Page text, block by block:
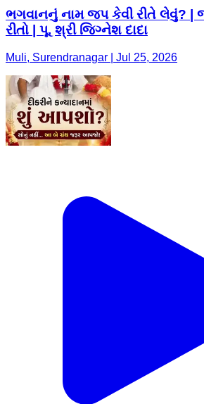
ભગવાનનું નામ જપ કેવી રીતે લેવું? |
રીતો | પૂ. શ્રી જિગ્નેશ દાદા
Muli, Surendranagar | Jul 25, 2026